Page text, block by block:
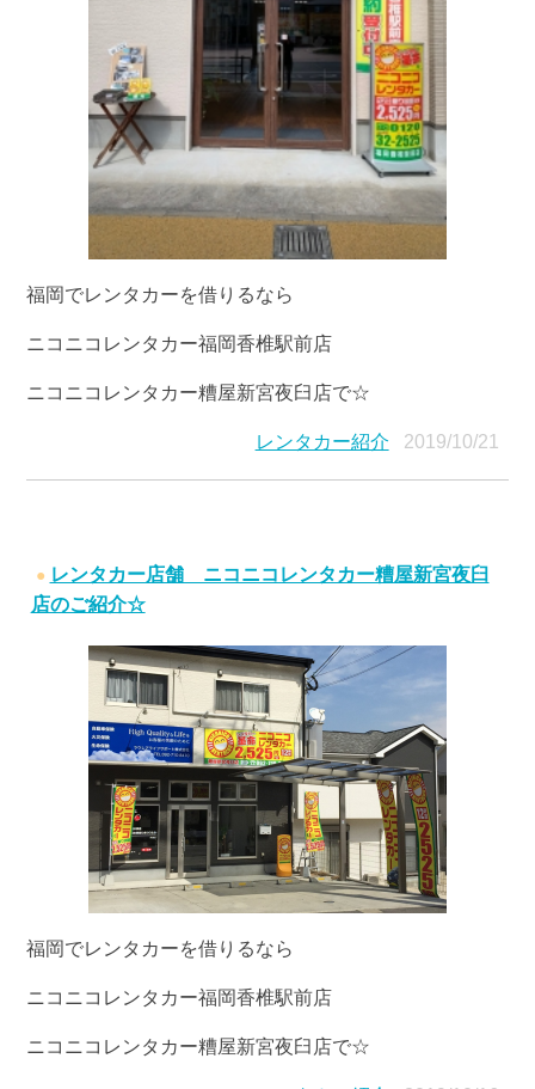
福岡でレンタカーを借りるなら
ニコニコレンタカー福岡香椎駅前店
ニコニコレンタカー糟屋新宮夜臼店で☆
レンタカー紹介 2019/10/21
レンタカー店舗 ニコニコレンタカー糟屋新宮夜臼
店のご紹介☆
福岡でレンタカーを借りるなら
ニコニコレンタカー福岡香椎駅前店
ニコニコレンタカー糟屋新宮夜臼店で☆